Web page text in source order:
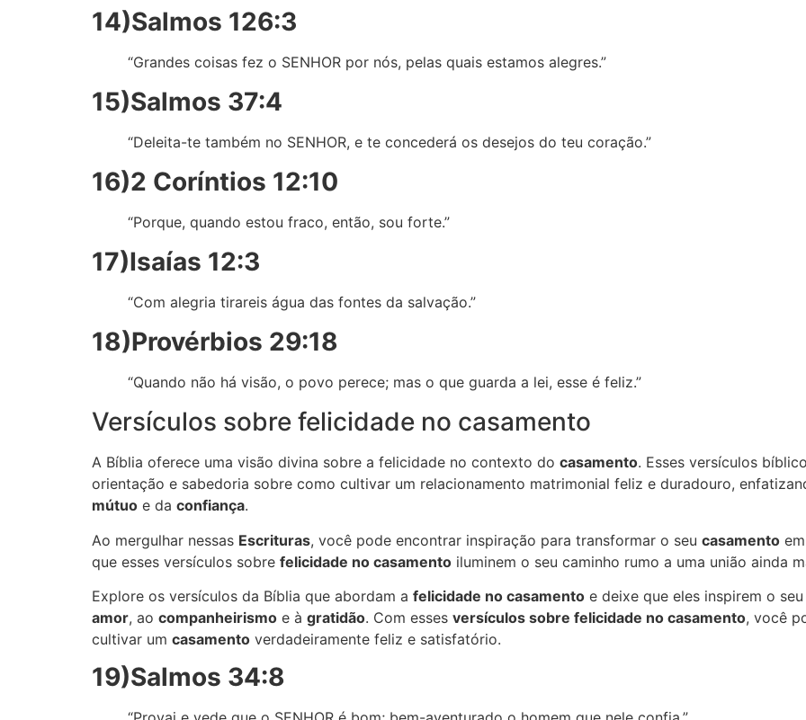
14)Salmos 126:3
“Grandes coisas fez o SENHOR por nós, pelas quais estamos alegres.”
15)Salmos 37:4
“Deleita-te também no SENHOR, e te concederá os desejos do teu coração.”
16)2 Coríntios 12:10
“Porque, quando estou fraco, então, sou forte.”
17)Isaías 12:3
“Com alegria tirareis água das fontes da salvação.”
18)Provérbios 29:18
“Quando não há visão, o povo perece; mas o que guarda a lei, esse é feliz.”
Versículos sobre felicidade no casamento
A Bíblia oferece uma visão divina sobre a felicidade no contexto do casamento. Esses versículos
orientação e sabedoria sobre como cultivar um relacionamento matrimonial feliz e duradouro,
mútuo e da confiança.
Ao mergulhar nessas Escrituras, você pode encontrar inspiração para transformar o seu casamento
que esses versículos sobre felicidade no casamento iluminem o seu caminho rumo a uma união ainda
Explore os versículos da Bíblia que abordam a felicidade no casamento e deixe que eles inspirem o
amor, ao companheirismo e à gratidão. Com esses versículos sobre felicidade no casamento, você
cultivar um casamento verdadeiramente feliz e satisfatório.
19)Salmos 34:8